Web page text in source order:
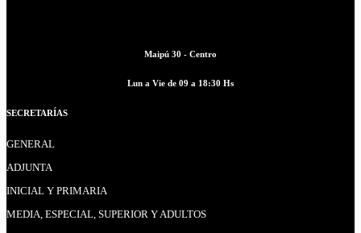
Maipú 30 - Centro
Lun a Vie de 09 a 18:30 Hs
SECRETARÍAS
GENERAL
ADJUNTA
INICIAL Y PRIMARIA
MEDIA, ESPECIAL, SUPERIOR Y ADULTOS